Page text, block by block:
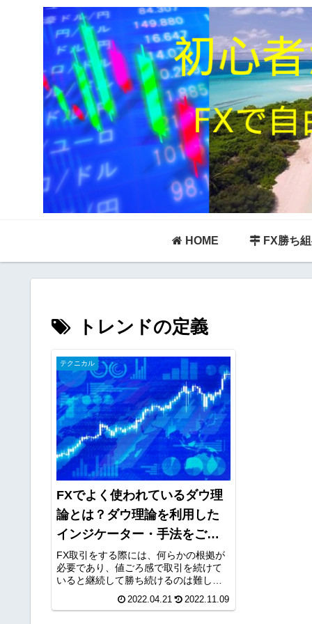
HOME FX勝ち
トレンドの定義
テクニカル
FXでよく使われているダウ理
論とは？ダウ理論を利用した
インジケーター・手法をご紹
介
FX取引をする際には、何らかの根拠が
必要であり、値ごろ感で取引を続けて
いると継続して勝ち続けるのは難しい
と思います。何を根拠にFX取引をする
かといえば、主な手段は２つありま
2022.04.21 2022.11.09